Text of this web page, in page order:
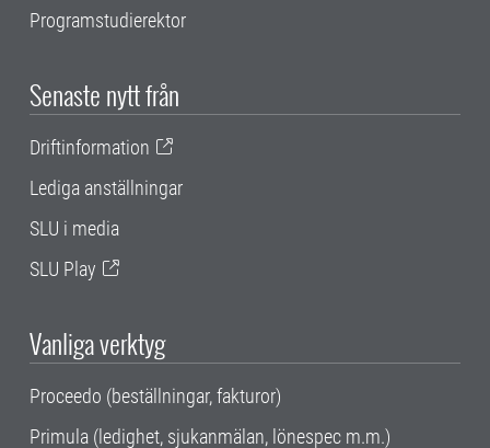
Programstudierektor
Senaste nytt från
Driftinformation
Lediga anställningar
SLU i media
SLU Play
Vanliga verktyg
Proceedo (beställningar, fakturor)
Primula (ledighet, sjukanmälan, lönespec m.m.)